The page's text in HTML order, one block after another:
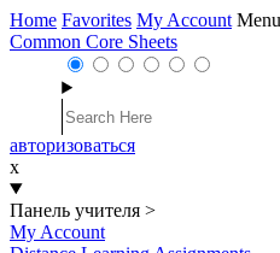
Home Favorites My Account Menu
Common Core Sheets
авторизоваться
x
Панель учителя >
My Account